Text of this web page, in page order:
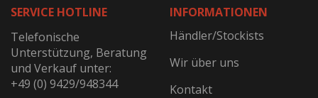
SERVICE HOTLINE
Telefonische
Unterstützung, Beratung
und Verkauf unter:
+49 (0) 9429/948344
INFORMATIONEN
Händler/Stockists
Wir über uns
Kontakt